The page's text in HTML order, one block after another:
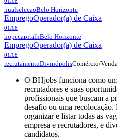
nualselecaoBelo Horizonte
EmpregoOperador(a) de Caixa
01/08
hopecapitalhBelo Horizonte
EmpregoOperador(a) de Caixa
01/08
recrutamentoDivinópolisComércio/
O BHjobs funciona como
recrutadores e suas
profissionais que buscam a
desafio ou uma
organizar e listar todas as
empresa e recrutadores, e
candidatos.